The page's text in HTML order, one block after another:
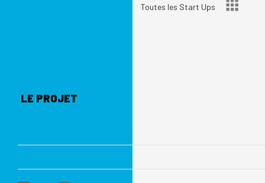
Toutes les Start Ups
LE PROJET